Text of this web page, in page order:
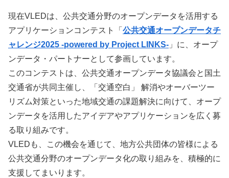
現在VLEDは、公共交通分野のオープンデータを活用する
アプリケーションコンテスト「 公共交通オープンデータチ
ャレンジ2025 -powered by Project LINKS- 」に、オープ
ンデータ・パートナーとして参画しています。
このコンテストは、公共交通オープンデータ協議会と国土
交通省が共同主催し、「交通空白」 解消やオーバーツー
リズム対策といった地域交通の課題解決に向けて、オープ
ンデータを活用したアイデアやアプリケーションを広く募
る取り組みです。
VLEDも、この機会を通じて、地方公共団体の皆様による
公共交通分野のオープンデータ化の取り組みを、積極的に
支援してまいります。